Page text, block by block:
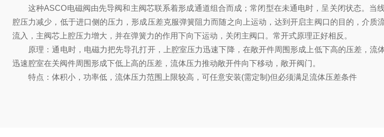
这种ASCO电磁阀由先导阀和主阀芯联系着形成通道组合而成；常闭型在未通电时，呈关闭状态。当
腔压力减少，低于进口侧的压力，形成压差克服弹簧阻力而随之向上运动，达到开启主阀口的目的，介
流入，主阀芯上腔压力增大，并在弹簧力的作用下向下运动，关闭主阀口。常开式原理正好相反。
原理：通电时，电磁力把先导孔打开，上腔室压力迅速下降，在敞开件周围形成上低下高的压差，流
迅速腔室在关阀件周围形成下低上高的压差，流体压力推动敞开件向下移动，敞开阀门。
特点：体积小，功率低，流体压力范围上限较高，可任意安装(需定制)但必须满足流体压差条件